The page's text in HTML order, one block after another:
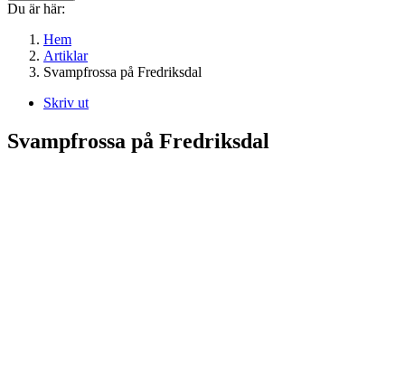
Du är här:
Hem
Artiklar
Svampfrossa på Fredriksdal
Skriv ut
Svampfrossa på Fredriksdal